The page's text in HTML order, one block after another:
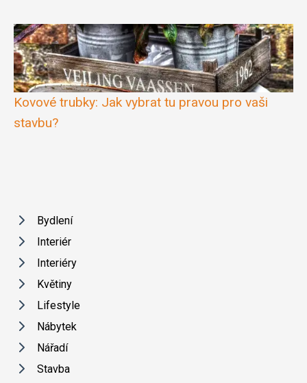
Kovové trubky: Jak vybrat tu pravou pro vaši
stavbu?
Bydlení
Interiér
Interiéry
Květiny
Lifestyle
Nábytek
Nářadí
Stavba